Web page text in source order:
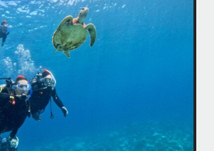
•
と続いていてボートダイビングには最高のコン
ディションです！
ていたリピーターさんの子供が10才になったの
ビュー…なんて嬉しいシチュエーションもあり、
客様と楽しくご一緒させて頂いてます
珍しい北風つづきのおかげでビーチが穏やか
...
8月 14